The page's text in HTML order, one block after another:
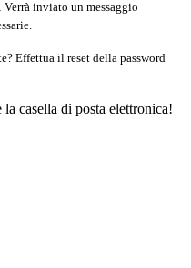
Verrà inviato un messaggio
Effettua il reset della password
casella di posta elettronica!